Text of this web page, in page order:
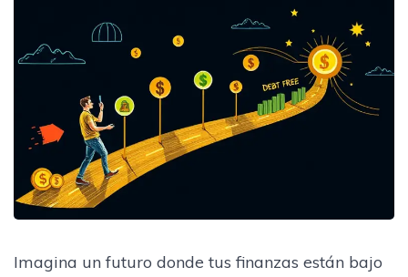
Imagina un futuro donde tus finanzas están bajo